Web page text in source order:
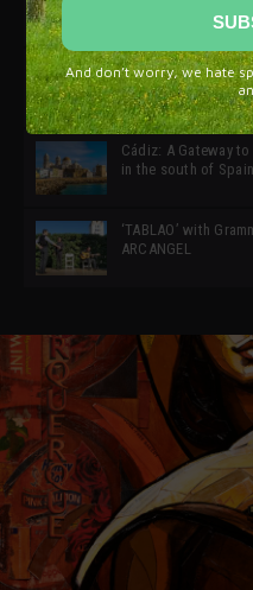
SIMOF 30 Edition
Cádiz: A Gateway
in the south of Spain
‘TABLAO’ with
ARCANGEL